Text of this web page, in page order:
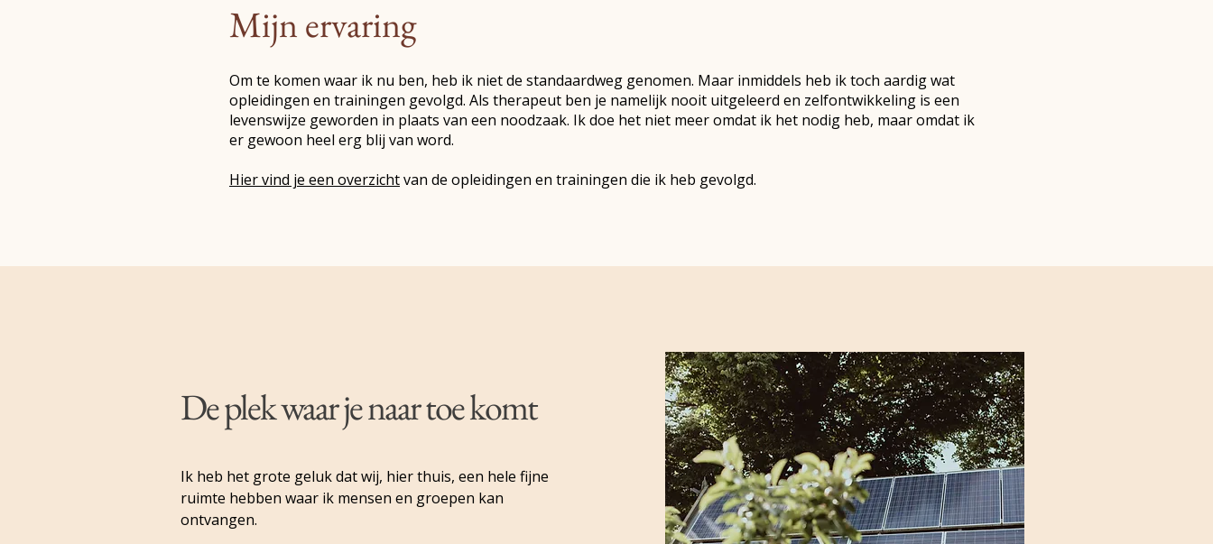
Mijn ervaring
Om te komen waar ik nu ben, heb ik niet de standaardweg genomen. Maar inmiddels heb ik toch aardig wat
opleidingen en trainingen gevolgd. Als therapeut ben je namelijk nooit uitgeleerd en zelfontwikkeling is een
levenswijze geworden in plaats van een noodzaak. Ik doe het niet meer omdat ik het nodig heb, maar omdat ik
er gewoon heel erg blij van word.
Hier vind je een overzichtvan de opleidingen en trainingen die ik heb gevolgd.
De plek waar je naar toe komt
Ik heb het grote geluk dat wij, hier thuis, een hele fijne
ruimte hebben waar ik mensen en groepen kan
ontvangen.